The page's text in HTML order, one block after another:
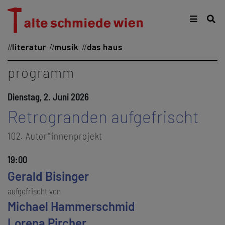
literatur musik das haus
programm
Dienstag, 2. Juni 2026
Retrogranden aufgefrischt
102. Autor*innenprojekt
19:00
Gerald Bisinger
aufgefrischt von
Michael Hammerschmid